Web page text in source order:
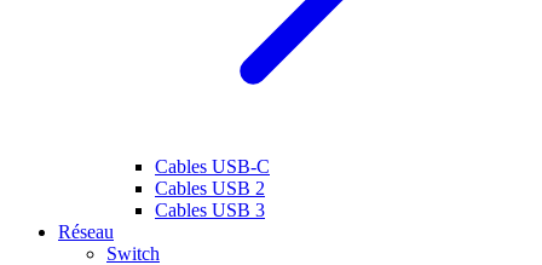
Cables USB-C
Cables USB 2
Cables USB 3
Réseau
Switch